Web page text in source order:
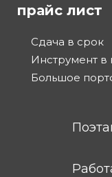
прайс лист
Сдача в срок
Инструмент в
Большое